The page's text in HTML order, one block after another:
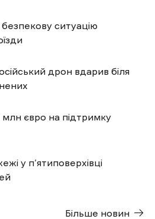
ситуацію
дрон вдарив біля
євро на підтримку
у п’ятиповерхівці
Більше новин